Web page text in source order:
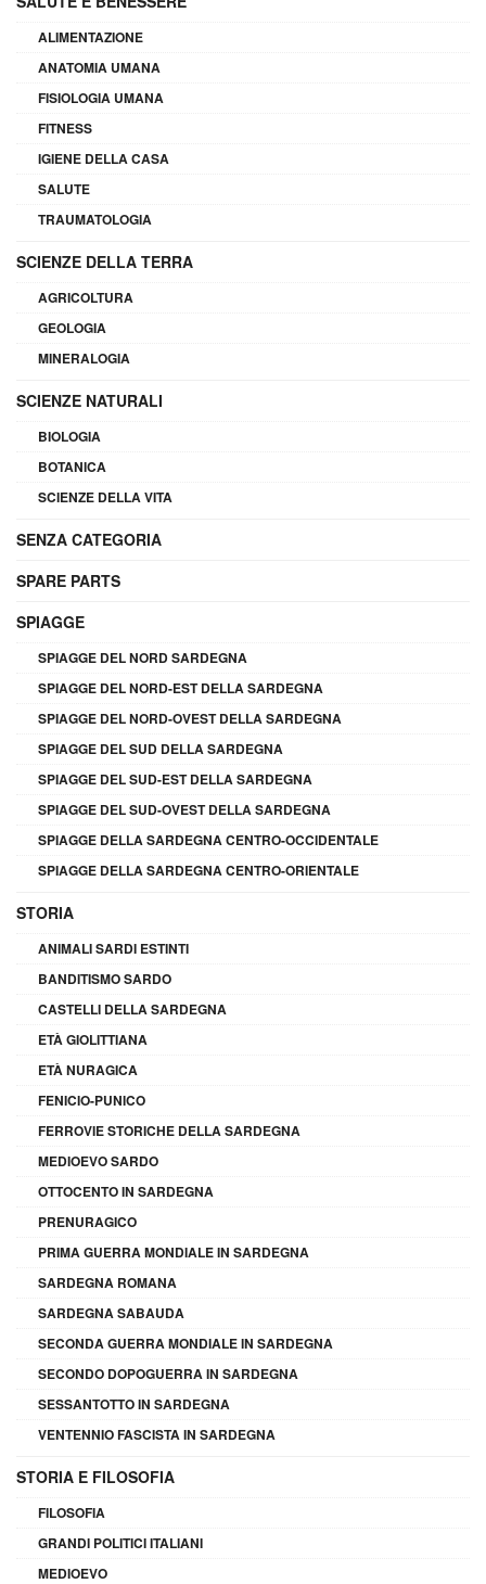
ALIMENTAZIONE
ANATOMIA UMANA
FISIOLOGIA UMANA
FITNESS
IGIENE DELLA CASA
SALUTE
TRAUMATOLOGIA
SCIENZE DELLA TERRA
AGRICOLTURA
GEOLOGIA
MINERALOGIA
SCIENZE NATURALI
BIOLOGIA
BOTANICA
SCIENZE DELLA VITA
SENZA CATEGORIA
SPARE PARTS
SPIAGGE
SPIAGGE DEL NORD SARDEGNA
SPIAGGE DEL NORD-EST DELLA SARDEGNA
SPIAGGE DEL NORD-OVEST DELLA SARDEGNA
SPIAGGE DEL SUD DELLA SARDEGNA
SPIAGGE DEL SUD-EST DELLA SARDEGNA
SPIAGGE DEL SUD-OVEST DELLA SARDEGNA
SPIAGGE DELLA SARDEGNA CENTRO-OCCIDENTALE
SPIAGGE DELLA SARDEGNA CENTRO-ORIENTALE
STORIA
ANIMALI SARDI ESTINTI
BANDITISMO SARDO
CASTELLI DELLA SARDEGNA
ETÀ GIOLITTIANA
ETÀ NURAGICA
FENICIO-PUNICO
FERROVIE STORICHE DELLA SARDEGNA
MEDIOEVO SARDO
OTTOCENTO IN SARDEGNA
PRENURAGICO
PRIMA GUERRA MONDIALE IN SARDEGNA
SARDEGNA ROMANA
SARDEGNA SABAUDA
SECONDA GUERRA MONDIALE IN SARDEGNA
SECONDO DOPOGUERRA IN SARDEGNA
SESSANTOTTO IN SARDEGNA
VENTENNIO FASCISTA IN SARDEGNA
STORIA E FILOSOFIA
FILOSOFIA
GRANDI POLITICI ITALIANI
MEDIOEVO